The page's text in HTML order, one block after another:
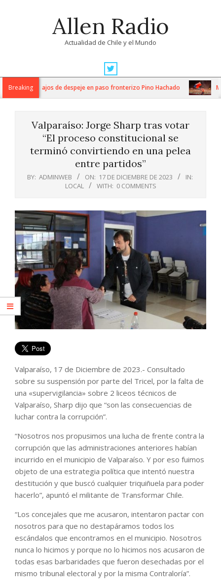
Allen Radio
Actualidad de Chile y el Mundo
Navigation
MenuBreakingtrabajos de despeje en paso fronterizo Pino Hachado
Valparaíso: Jorge Sharp tras votar
“El proceso constitucional se
terminó convirtiendo en una pelea
entre partidos”
BY: ADMINWEB ON: 17 DE DICIEMBRE DE 2023
IN:
LOCAL
WITH: 0 COMMENTS
Valparaíso, 17 de Diciembre de 2023.- Consultado
sobre su suspensión por parte del Tricel, por la falta de
una «supervigilancia» sobre 2 liceos técnicos de
Valparaíso, Sharp dijo que “son las consecuencias de
luchar contra la corrupción”.
“Nosotros nos propusimos una lucha de frente contra la
corrupción que las administraciones anteriores habían
incurrido en el municipio de Valparaíso. Y por eso fuimos
objeto de una estrategia política que intentó nuestra
destitución y que buscó cualquier triquiñuela para poder
hacerlo”, apuntó el militante de Transformar Chile.
“Los concejales que me acusaron, intentaron pactar con
nosotros para que no destapáramos todos los
escándalos que encontramos en el municipio. Nosotros
nunca lo hicimos y porque no lo hicimos nos acusaron de
todas esas barbaridades que fueron desechadas por el
mismo tribunal electoral y por la misma Contraloría”.